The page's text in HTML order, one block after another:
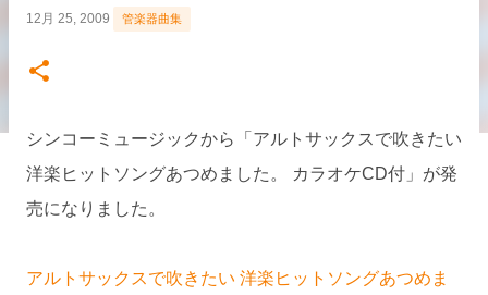
12月 25, 2009 管楽器曲集
シンコーミュージックから「アルトサックスで吹きたい
洋楽ヒットソングあつめました。 カラオケCD付」が発
売になりました。
アルトサックスで吹きたい 洋楽ヒットソングあつめま